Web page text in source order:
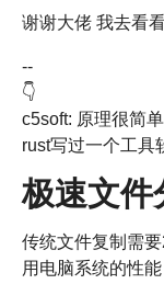
谢谢大佬 我去看
--
👇
c5soft: 原理很简
rust写过一个工具
极速文
传统文件复制需
用电脑系统的性